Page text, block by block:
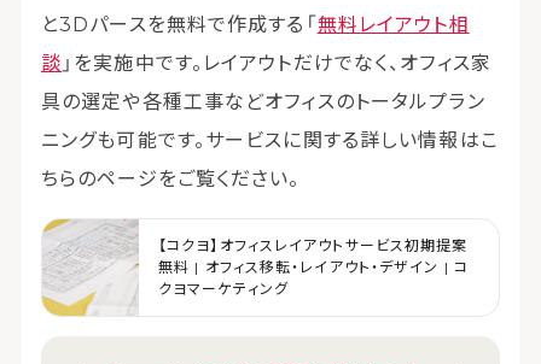
と3Dパースを無料で作成する「無料レイアウト相
談 」を実施中です。レイアウトだけでなく、オフィス家
具の選定や各種工事などオフィスのトータルプラン
ニングも可能です。サービスに関する詳しい情報はこ
ちらのページをご覧ください。
【コクヨ】オフィスレイアウトサービス初期提案
無料 | オフィス移転・レイアウト・デザイン | コ
クヨマーケティング